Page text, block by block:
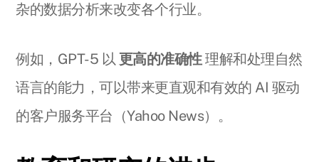
杂的数据分析来改变各个行业。
例如，GPT-5 以 更高的准确性理解和处理自然
语言的能力，可以带来更直观和有效的 AI 驱动
的客户服务平台（Yahoo News）。